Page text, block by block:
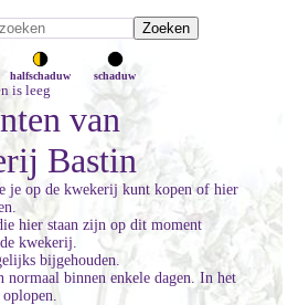
halfschaduw schaduw
is leeg
van
Bastin
je op de kwekerij kunt kopen of hier
hier staan zijn op dit moment
kwekerij.
bijgehouden.
normaal binnen enkele dagen. In het